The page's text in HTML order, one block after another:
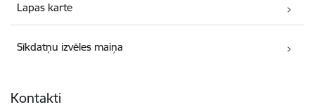
Lapas karte
Sīkdatņu izvēles maiņa
Kontakti